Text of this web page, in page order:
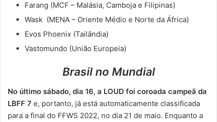
Farang (MCF – Malásia, Camboja e Filipinas)
Wask (MENA – Oriente Médio e Norte da África)
Evos Phoenix (Tailândia)
Vastomundo (União Europeia)
Brasil no Mundial
No último sábado, dia 16, a LOUD foi coroada campeã da
LBFF 7 e, portanto, já está automaticamente classificada
para a final do FFWS 2022, no dia 21 de maio. Enquanto a